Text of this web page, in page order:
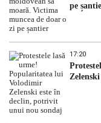
pe
17:20